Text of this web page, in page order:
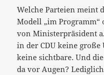
Welche Parteien meint
Modell „im Programm“
von Ministerpräsident
in der CDU keine
keine sichtbare. Und
da vor Augen?